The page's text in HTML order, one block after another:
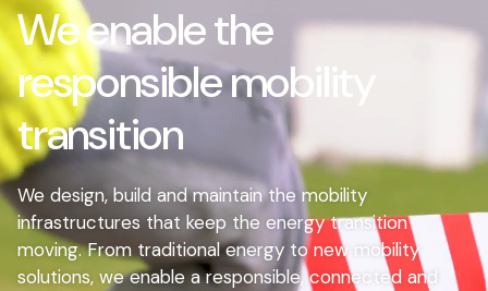
Activiteiten
Producten
Services
Projecten
Werken bij TSG
We enable the
responsible mobility
transition
We design, build and maintain the mobility
infrastructures that keep the energy transition
moving. From traditional energy to new mobility
solutions, we enable a responsible, connected and